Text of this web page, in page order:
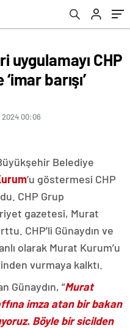
uygulamayı CHP
barışı’
2024 00:06
Belediye
’u göstermesi CHP
CHP Grup
gazetesi, Murat
CHP’li Günaydın ve
olarak Murat Kurum’u
vurmaya kalktı.
Günaydın, “Murat
imza atan bir bakan
Böyle bir sicilden